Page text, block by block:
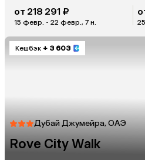
от 218 291 ₽
15 февр. - 22 февр., 7 н.
Кешбэк + 3 603
Дубай Джумейра, ОАЭ
Rove City Walk